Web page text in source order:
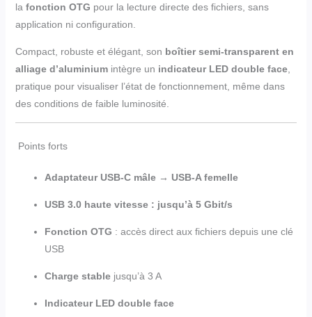
la fonction OTG pour la lecture directe des fichiers, sans
application ni configuration.
Compact, robuste et élégant, son boîtier semi-transparent en
alliage d’aluminiumintègre un indicateur LED double face,
pratique pour visualiser l’état de fonctionnement, même dans
des conditions de faible luminosité.
Points forts
Adaptateur USB-C mâle → USB-A femelle
USB 3.0 haute vitesse : jusqu’à 5 Gbit/s
Fonction OTG : accès direct aux fichiers depuis une clé
USB
Charge stablejusqu’à 3 A
Indicateur LED double face